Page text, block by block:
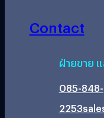
Contact
ฝ่ายขาย
085-848-
2253